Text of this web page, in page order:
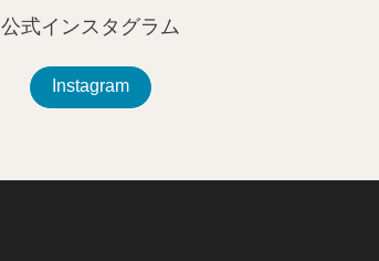
公式インスタグラム
Instagram